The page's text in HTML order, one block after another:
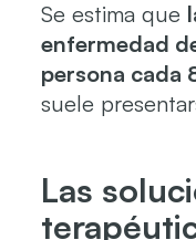
Se estima que
enfermedad
persona cada
suele
Las